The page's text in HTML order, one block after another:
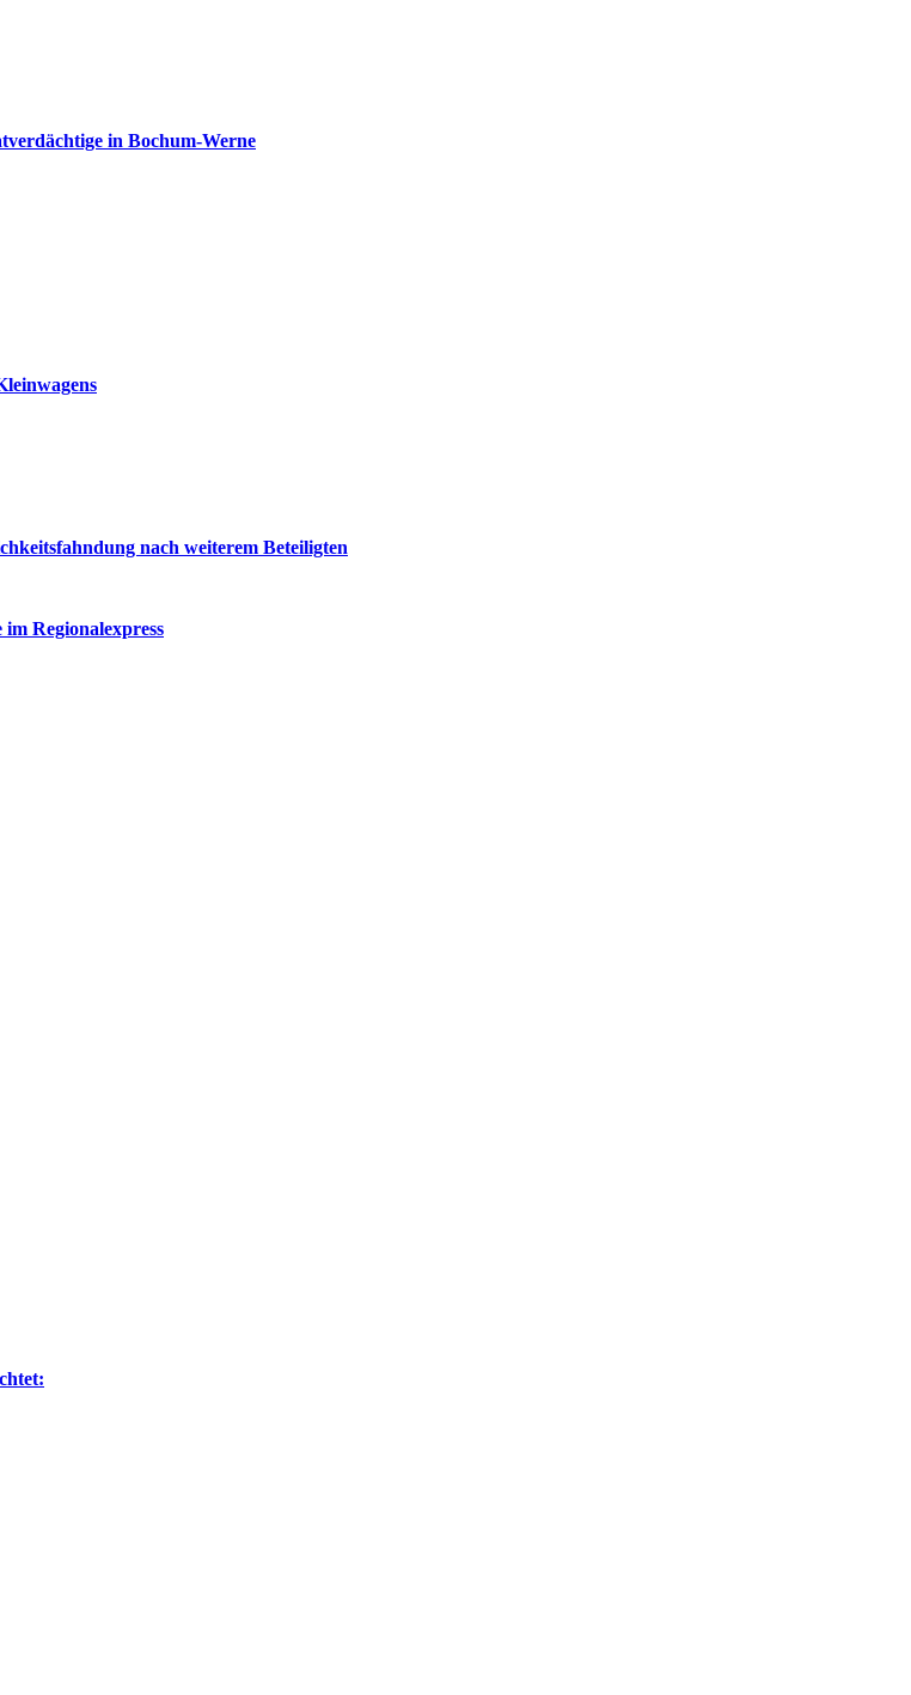
in Bochum-Werne
nach weiterem Beteiligten
Regionalexpress